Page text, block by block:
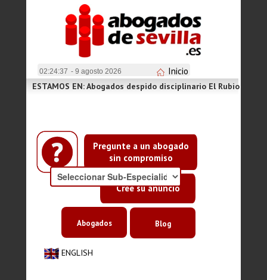
02:24:37 - 9 agosto 2026 Inicio
Pregunte a un abogado
sin compromiso
Cree su anuncio
ESTAMOS EN: Abogados despido disciplinario El Rubio
ENGLISH
Abogados Blog